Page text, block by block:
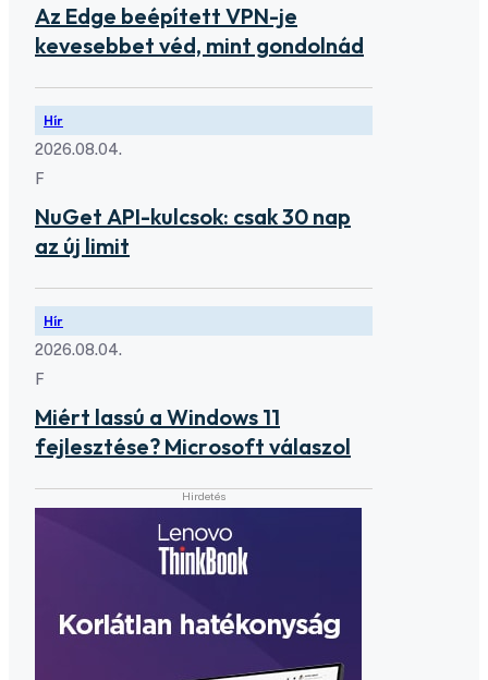
Az Edge beépített VPN-je
kevesebbet véd, mint gondolnád
Hír
2026.08.04.
F
NuGet API-kulcsok: csak 30 nap
az új limit
Hír
2026.08.04.
F
Miért lassú a Windows 11
fejlesztése? Microsoft válaszol